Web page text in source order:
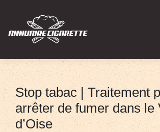
Stop tabac | Traitement
arrêter de fumer dans le
d’Oise